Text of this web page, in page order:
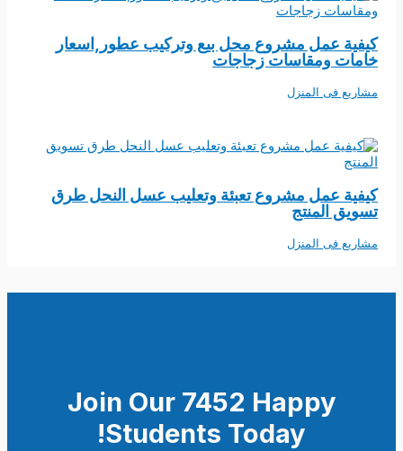
كيفية عمل مشروع محل بيع وتركيب عطور,اسعار
خامات ومقاسات زجاجات
مشاريع فى المنزل
كيفية عمل مشروع تعبئة وتعليب عسل النحل طرق
تسويق المنتج
مشاريع فى المنزل
Join Our 7452 Happy
Students​ Today!